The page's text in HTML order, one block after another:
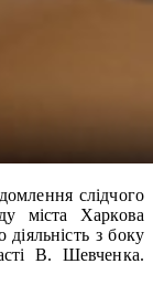
слідчого
міста Харкова
з боку
В. Шевченка.